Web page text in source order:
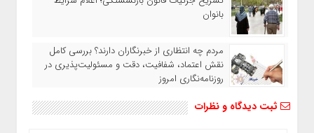
بانوان
مردم چه انتظاری از خبرنگاران دارند؟ بررسی کامل
نقش اعتماد، شفافیت، دقت و مسئولیت‌پذیری در
روزنامه‌نگاری امروز
ثبت دیدگاه و نظرات